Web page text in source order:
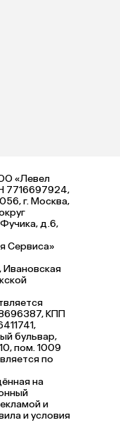
«Левел
7716697924,
г. Москва,
д.6,
Сервиса»
КПП
бульвар,
пом. 1009
по
на
и
и условия